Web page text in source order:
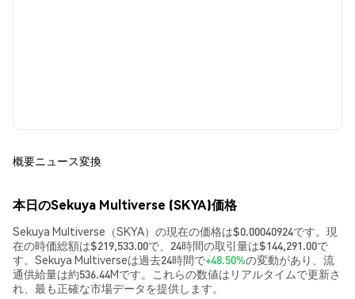
概要ニュース変換
本日のSekuya Multiverse (SKYA)価格
Sekuya Multiverse（SKYA）の現在の価格は$0.00040924です。現
在の時価総額は$219,533.00で、24時間の取引量は$144,291.00で
す。Sekuya Multiverseは過去24時間で+48.50%の変動があり、流
通供給量は約536.44Mです。これらの数値はリアルタイムで更新さ
れ、最も正確な市場データを提供します。